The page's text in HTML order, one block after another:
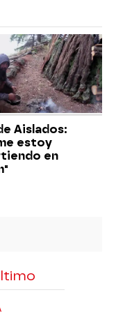
Aislados:
estoy
en